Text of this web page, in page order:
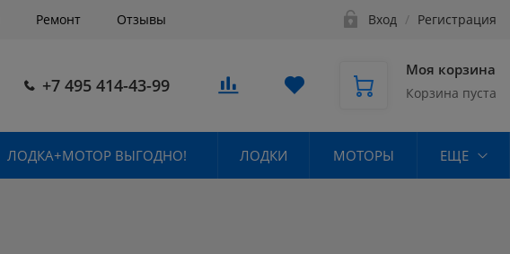
Ремонт Отзывы Вход / Регистрация
+7 495 414-43-99
Моя корзина
Корзина пуста
ЛОДКА+МОТОР ВЫГОДНО! ЛОДКИ МОТОРЫ ЕЩЕ